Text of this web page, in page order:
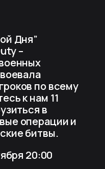
Дня”
–
по всему
к нам 11
в
операции и
битвы.
20:00